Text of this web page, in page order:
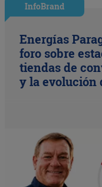
InfoBrand
Energías
foro sobre
tiendas de
y la evolución